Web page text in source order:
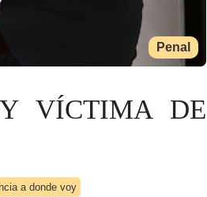
Penal
VÍCTIMA DE
a donde voy